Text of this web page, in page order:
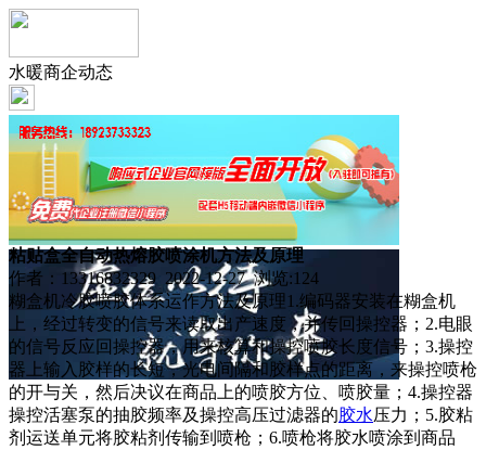
水暖商企动态
粘贴盒全自动热熔胶喷涂机方法及原理
作者：13316832329 2022-12-27 浏览:124
糊盒机冷胶喷胶体系运作方法及原理1.编码器安装在糊盒机
上，经过转变的信号来读取出产速度，并传回操控器；2.电眼
的信号反应回操控器，用来核算和操控喷胶长度信号；3.操控
器上输入胶样的长短，光电间隔和胶样点的距离，来操控喷枪
的开与关，然后决议在商品上的喷胶方位、喷胶量；4.操控器
操控活塞泵的抽胶频率及操控高压过滤器的胶水压力；5.胶粘
剂运送单元将胶粘剂传输到喷枪；6.喷枪将胶水喷涂到商品